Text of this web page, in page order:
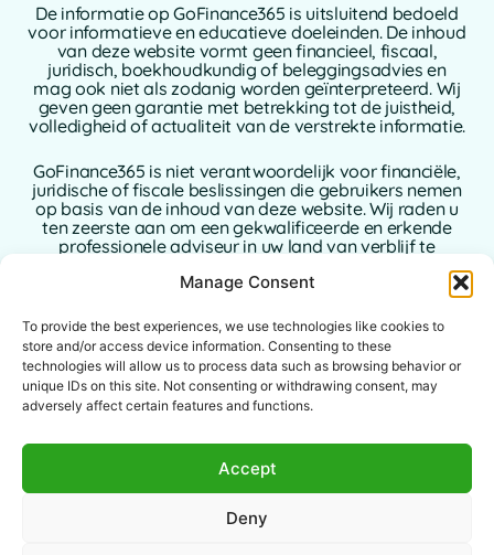
Manage Consent
To provide the best experiences, we use technologies like cookies to
store and/or access device information. Consenting to these
technologies will allow us to process data such as browsing behavior or
unique IDs on this site. Not consenting or withdrawing consent, may
adversely affect certain features and functions.
Accept
Deny
De informatie op GoFinance365 is uitsluitend bedoeld
voor informatieve en educatieve doeleinden. De inhoud
van deze website vormt geen financieel, fiscaal,
juridisch, boekhoudkundig of beleggingsadvies en
mag ook niet als zodanig worden geïnterpreteerd. Wij
geven geen garantie met betrekking tot de juistheid,
volledigheid of actualiteit van de verstrekte informatie.
GoFinance365 is niet verantwoordelijk voor financiële,
juridische of fiscale beslissingen die gebruikers nemen
op basis van de inhoud van deze website. Wij raden u
ten zeerste aan om een gekwalificeerde en erkende
professionele adviseur in uw land van verblijf te
betrekking tot uw persoonlijke of zakelijke financiën.
Het gebruik van deze website houdt de volledige
aanvaarding van deze disclaimer in. GoFinance365,
noch de auteurs of bijdragers ervan, aanvaarden
enige aansprakelijkheid voor directe, indirecte of
gevolgschade die voortvloeit uit het gebruik van de
Deze website is bedoeld voor een wereldwijd publiek.
rechtsgebieden. Elke gebruiker is verantwoordelijk